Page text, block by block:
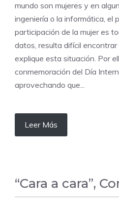
mundo son mujeres y en
ingeniería o la informática, el
participación de la mujer es
datos, resulta difícil encontrar
explique esta situación. Por
conmemoración del Día
aprovechando que...
Leer Más
“Cara a cara”,